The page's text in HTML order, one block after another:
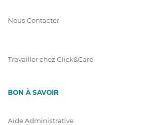
Nous Contacter
Travailler chez Click&Care
BON À SAVOIR
Aide Administrative